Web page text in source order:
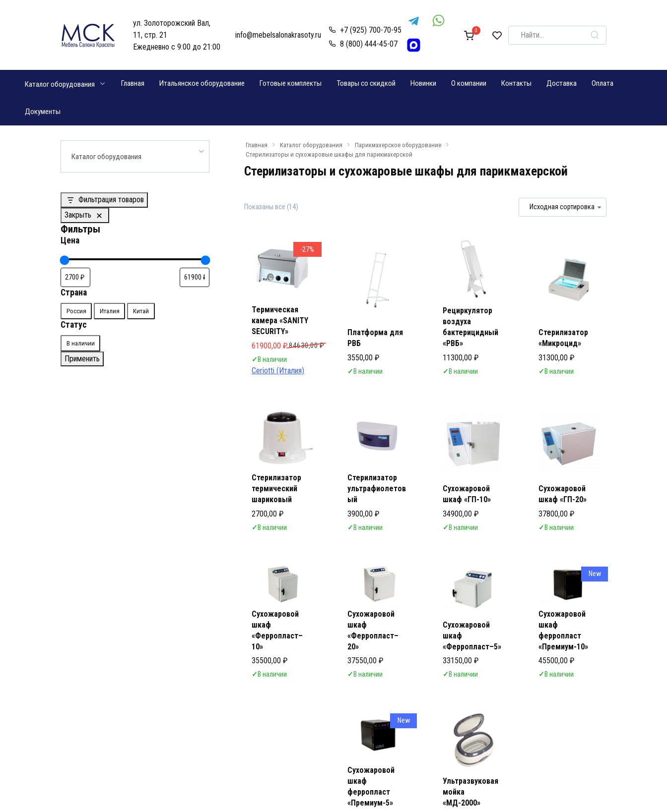
ул. Золоторожский Вал,
11, стр. 21
Ежедневно с 9:00 до 21:00
info@mebelsalonakrasoty.ru
+7 (925) 700-70-95
8 (800) 444-45-07
0
Search
for:
Каталог оборудования Главная Итальянское оборудование Готовые комплекты Товары со скидкой Новинки О компании Контакты Доставка Оплата
Документы
Главная Каталог оборудования
Парикмахерское оборудование
Стерилизаторы и сухожаровые шкафы для парикмахерской
Стерилизаторы и сухожаровые шкафы для парикмахерской
Показаны все (14)
-27%
Термическая
камера «SANITY
SECURITY»
84630,00₽
Первоначальная цена составляла 84630,00 ₽.
61900,00 ₽
Текущая цена: 61900,00 ₽.
✓ В наличии
Ceriotti (Италия)
Платформа для
РВБ
3550,00 ₽
✓ В наличии
Рециркулятор
воздуха
бактерицидный
«РВБ»
11300,00 ₽
✓ В наличии
Стерилизатор
«Микроцид»
31300,00 ₽
✓ В наличии
Стерилизатор
термический
шариковый
2700,00 ₽
✓ В наличии
Стерилизатор
ультрафиолетов
ый
3900,00 ₽
✓ В наличии
Сухожаровой
шкаф «ГП-10»
34900,00 ₽
✓ В наличии
Сухожаровой
шкаф «ГП-20»
37800,00 ₽
✓ В наличии
Сухожаровой
шкаф
«Ферропласт–
10»
35500,00 ₽
✓ В наличии
Сухожаровой
шкаф
«Ферропласт–
20»
37550,00 ₽
✓ В наличии
Сухожаровой
шкаф
«Ферропласт–5»
33150,00 ₽
✓ В наличии
New
Сухожаровой
шкаф
ферропласт
«Премиум-10»
45500,00 ₽
✓ В наличии
New
Сухожаровой
шкаф
ферропласт
«Премиум-5»
Ультразвуковая
мойка
«МД-2000»
Каталог оборудования
Фильтрация товаров
Закрыть
Фильтры
Цена
Страна
Страна
Россия Италия Китай
Статус
Доступность
В наличии
Применить